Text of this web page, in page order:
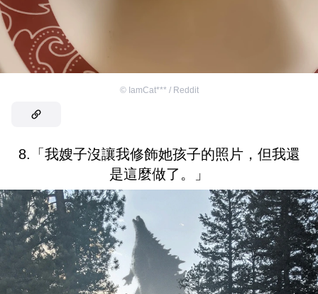
© IamCat*** / Reddit
8.「我嫂子沒讓我修飾她孩子的照片，但我還
是這麼做了。」